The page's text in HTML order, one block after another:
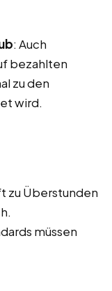
: Auch
bezahlten
zu den
wird.
zu Überstunden
müssen